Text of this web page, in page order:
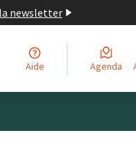
newsletter
Aide Agenda